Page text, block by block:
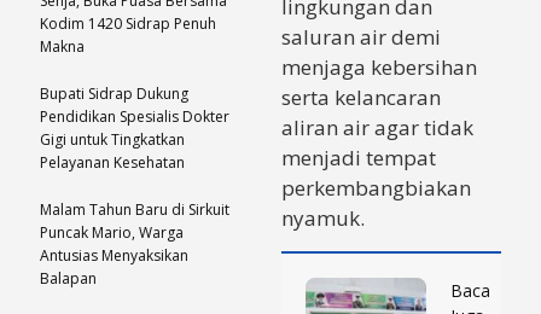
lingkungan dan
saluran air demi
menjaga kebersihan
serta kelancaran
aliran air agar tidak
menjadi tempat
perkembangbiakan
nyamuk.
Baca
Kodim 1420 Sidrap Penuh
Makna
Bupati Sidrap Dukung
Pendidikan Spesialis Dokter
Gigi untuk Tingkatkan
Pelayanan Kesehatan
Malam Tahun Baru di Sirkuit
Puncak Mario, Warga
Antusias Menyaksikan
Balapan